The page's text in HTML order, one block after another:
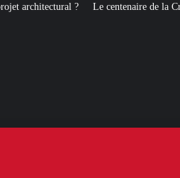
de la Croix de Camargue : un